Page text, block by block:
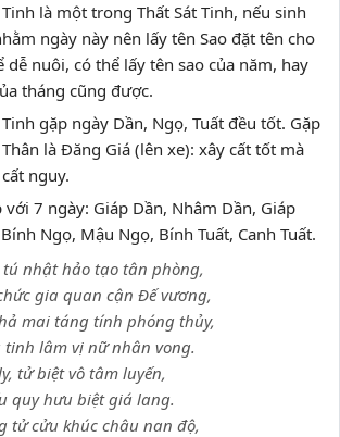
Tinh là một trong Thất Sát Tinh, nếu sinh
ngày này nên lấy tên Sao đặt tên cho
dễ nuôi, có thể lấy tên sao của năm, hay
tháng cũng được.
Tinh gặp ngày Dần, Ngọ, Tuất đều tốt. Gặp
là Đăng Giá (lên xe): xây cất tốt mà
nguy.
với 7 ngày: Giáp Dần, Nhâm Dần, Giáp
Ngọ, Mậu Ngọ, Bính Tuất, Canh Tuất.
tú nhật hảo tạo tân phòng,
gia quan cận Đế vương,
mai táng tính phóng thủy,
tinh lâm vị nữ nhân vong.
tử biệt vô tâm luyến,
quy hưu biệt giá lang.
tử cửu khúc châu nan độ,